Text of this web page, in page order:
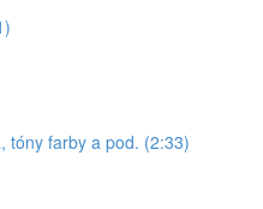
tóny farby a pod. (2:33)